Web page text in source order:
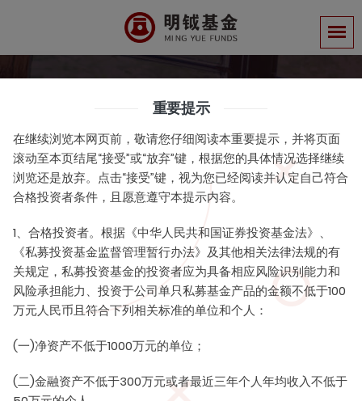
Daily News
明钺公告
关于变更投资经理的公告（明钺安
心回报3号）
重要提示
在继续浏览本网页前，敬请您仔细阅读本重要提示，并将页面
滚动至本页结尾“接受”或“放弃”键，根据您的具体情况选择继续
浏览还是放弃。点击“接受”键，视为您已经阅读并认定自己符合
合格投资者条件，且愿意遵守本提示内容。
1、合格投资者。根据《中华人民共和国证券投资基金法》、
《私募投资基金监督管理暂行办法》及其他相关法律法规的有
关规定，私募投资基金的投资者应为具备相应风险识别能力和
风险承担能力、投资于公司单只私募基金产品的金额不低于100
万元人民币且符合下列相关标准的单位和个人：
(一)净资产不低于1000万元的单位；
(二)金融资产不低于300万元或者最近三年个人年均收入不低于